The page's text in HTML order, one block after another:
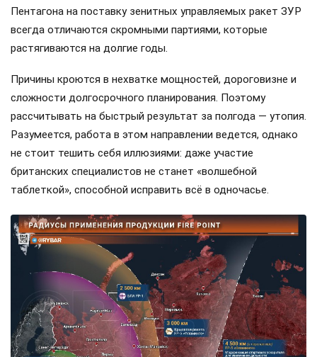
Пентагона на поставку зенитных управляемых ракет ЗУР
всегда отличаются скромными партиями, которые
растягиваются на долгие годы.
Причины кроются в нехватке мощностей, дороговизне и
сложности долгосрочного планирования. Поэтому
рассчитывать на быстрый результат за полгода — утопия.
Разумеется, работа в этом направлении ведется, однако
не стоит тешить себя иллюзиями: даже участие
британских специалистов не станет «волшебной
таблеткой», способной исправить всё в одночасье.